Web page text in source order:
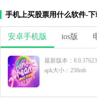
手机上买股票用什么软件-
安卓手机版 ios版
最新版本：
apk大小：258mb